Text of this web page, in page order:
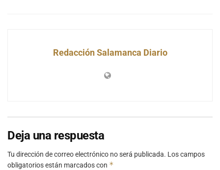
Redacción Salamanca Diario
Deja una respuesta
Tu dirección de correo electrónico no será publicada. Los campos
obligatorios están marcados con *